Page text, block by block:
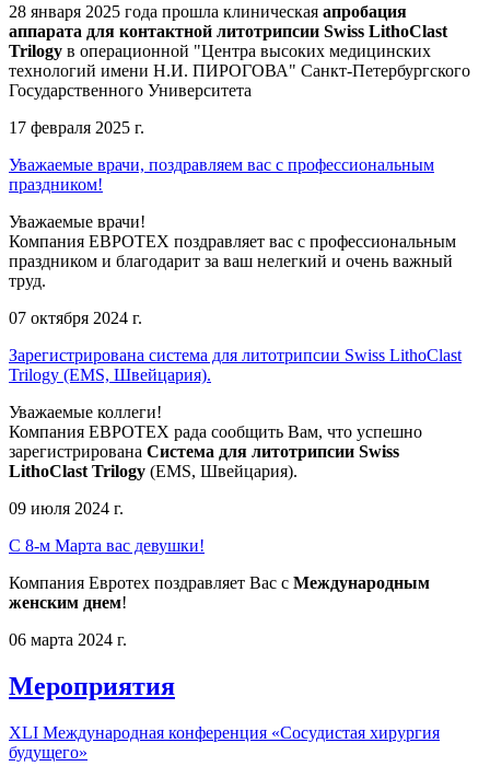
28 января 2025 года прошла клиническая апробация
аппарата для контактной литотрипсии Swiss LithoClast
Trilogy в операционной "Центра высоких медицинских
технологий имени Н.И. ПИРОГОВА" Санкт-Петербургского
Государственного Университета
17 февраля 2025 г.
Уважаемые врачи, поздравляем вас с профессиональным
праздником!
Уважаемые врачи!
Компания ЕВРОТЕХ поздравляет вас с профессиональным
праздником и благодарит за ваш нелегкий и очень важный
труд.
07 октября 2024 г.
Зарегистрирована система для литотрипсии Swiss LithoClast
Trilogy (EMS, Швейцария).
Уважаемые коллеги!
Компания ЕВРОТЕХ рада сообщить Вам, что успешно
зарегистрирована Система для литотрипсии Swiss
LithoClast Trilogy (EMS, Швейцария).
09 июля 2024 г.
С 8-м Марта вас девушки!
Компания Евротех поздравляет Вас с Международным
женским днем!
06 марта 2024 г.
Мероприятия
XLI Международная конференция «Сосудистая хирургия
будущего»